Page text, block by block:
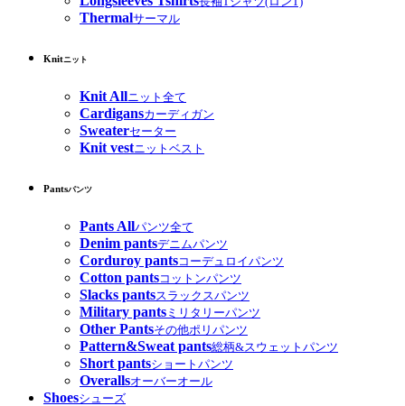
Thermalサーマル
Knitニット
Knit Allニット全て
Cardigansカーディガン
Sweaterセーター
Knit vestニットベスト
Pantsパンツ
Pants Allパンツ全て
Denim pantsデニムパンツ
Corduroy pantsコーデュロイパンツ
Cotton pantsコットンパンツ
Slacks pantsスラックスパンツ
Military pants ミリタリーパンツ
Other Pantsその他ポリパンツ
Pattern&Sweat pants総柄&スウェットパンツ
Short pantsショートパンツ
Overallsオーバーオール
Shoesシューズ